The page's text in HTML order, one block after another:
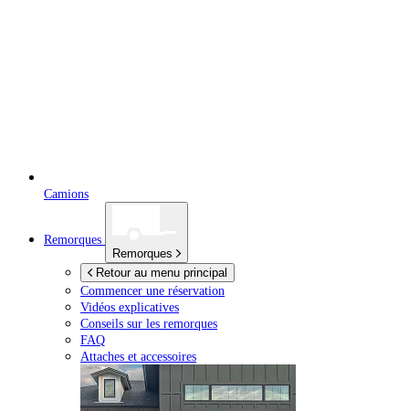
Camions
Remorques
Remorques
Retour au menu principal
Commencer une réservation
Vidéos explicatives
Conseils sur les remorques
FAQ
Attaches et accessoires